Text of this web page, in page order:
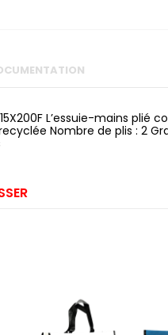
15X200F L’essuie-
Nombre de plis : 2